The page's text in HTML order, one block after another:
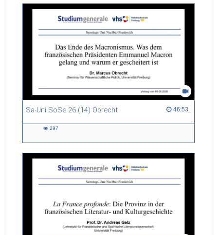
Sa-Uni SoSe 26 (14) Obrecht 46:53
46:53 duration
297